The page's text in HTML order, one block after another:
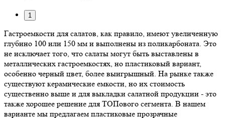
1
Гастроемкости для салатов, как правило, имеют увеличенную
глубино 100 или 150 мм и выполнены из поликарбоната. Это
не исключает того, что салаты могут быть выставлены в
металлических гастроемкостях, но пластиковый вариант,
особенно черный цвет, более выигрышный. На рынке также
существуют керамические емкости, но их стоимость
существенно выше и для выкладки салатной продукции - это
также хорошее решение для ТОПового сегмента. В нашем
варианте мы предлагаем пластиковые прозрачные